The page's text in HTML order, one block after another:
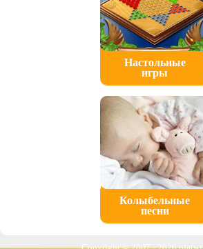
Настольные
игры
Колыбельные
песни